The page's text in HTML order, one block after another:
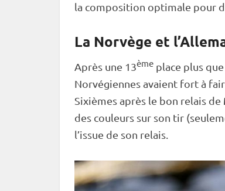
la composition optimale pour
La Norvège et
Après une 13ème place plus
Norvégiennes avaient fort à
Sixièmes après le bon relais de
des couleurs sur son tir
l’issue de son relais